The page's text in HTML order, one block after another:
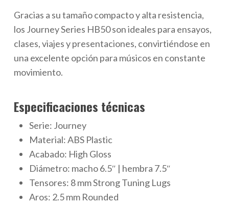
Gracias a su tamaño compacto y alta resistencia,
los Journey Series HB50 son ideales para ensayos,
clases, viajes y presentaciones, convirtiéndose en
una excelente opción para músicos en constante
movimiento.
Especificaciones técnicas
Serie: Journey
Material: ABS Plastic
Acabado: High Gloss
Diámetro: macho 6.5″ | hembra 7.5″
Tensores: 8 mm Strong Tuning Lugs
Aros: 2.5 mm Rounded